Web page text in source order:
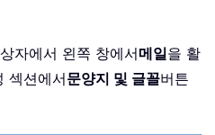
자에서 왼쪽 창에서메일을 활
섹션에서문양지 및 글꼴버튼